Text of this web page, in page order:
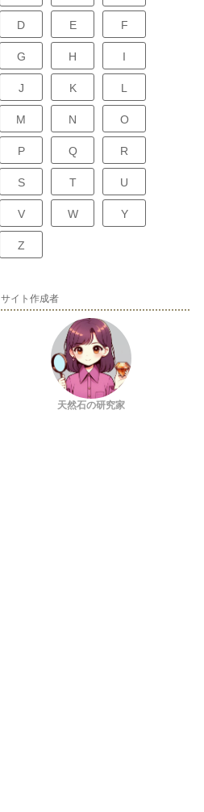
D E F
G H I
J K L
M N O
P Q R
S T U
V W Y
Z
サイト作成者
天然石の研究家